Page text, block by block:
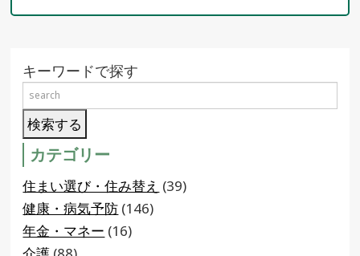
キーワードで探す
カテゴリー
住まい選び・住み替え (39)
健康・病気予防 (146)
年金・マネー (16)